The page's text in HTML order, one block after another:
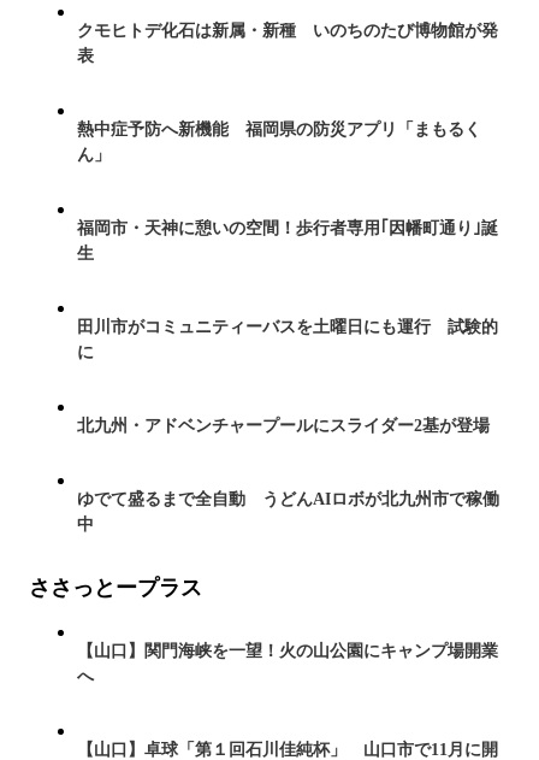
クモヒトデ化石は新属・新種 いのちのたび博物館が発
表
熱中症予防へ新機能 福岡県の防災アプリ「まもるく
ん」
福岡市・天神に憩いの空間！歩行者専用｢因幡町通り｣誕
生
田川市がコミュニティーバスを土曜日にも運行 試験的
に
北九州・アドベンチャープールにスライダー2基が登場
ゆでて盛るまで全自動 うどんAIロボが北九州市で稼働
中
ささっとープラス
【山口】関門海峡を一望！火の山公園にキャンプ場開業
へ
【山口】卓球「第１回石川佳純杯」 山口市で11月に開